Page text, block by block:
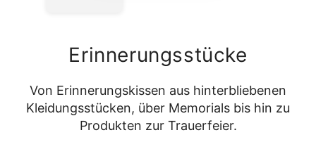
Erinnerungsstücke
Von Erinnerungskissen aus hinterbliebenen
Kleidungsstücken, über Memorials bis hin zu
Produkten zur Trauerfeier.